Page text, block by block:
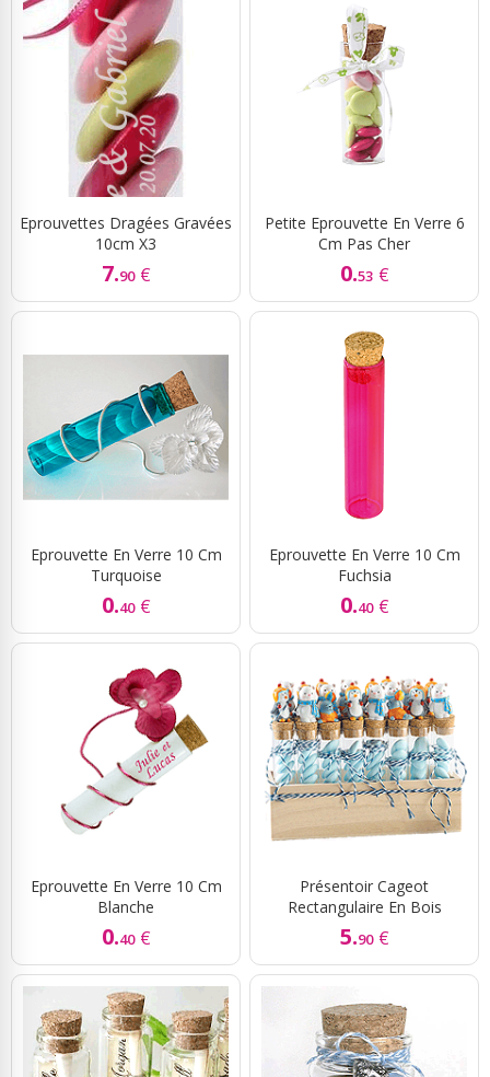
Eprouvettes Dragées Gravées
10cm X3
7.90 €
Petite Eprouvette En Verre 6
Cm Pas Cher
0.53 €
Eprouvette En Verre 10 Cm
Turquoise
0.40 €
Eprouvette En Verre 10 Cm
Fuchsia
0.40 €
Eprouvette En Verre 10 Cm
Blanche
0.40 €
Présentoir Cageot
Rectangulaire En Bois
5.90 €